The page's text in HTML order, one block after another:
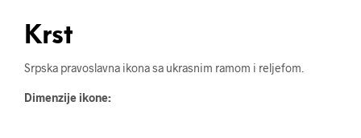
Krst
Srpska pravoslavna ikona sa ukrasnim ramom i reljefom.
Dimenzije ikone: